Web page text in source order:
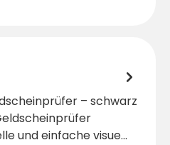
– schwarz
und einfache visue…